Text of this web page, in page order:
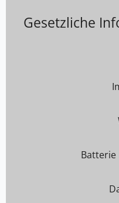
Gesetzliche
Batterie